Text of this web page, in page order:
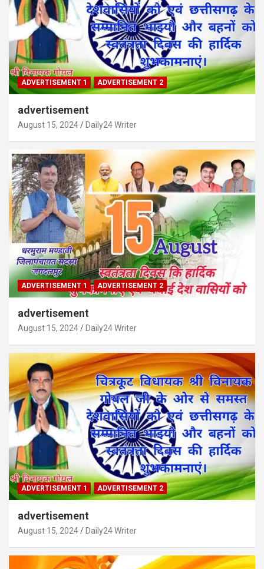
ADVERTISEMENT 1 ADVERTISEMENT 2
advertisement
August 15, 2024 Daily24 Writer
ADVERTISEMENT 1 ADVERTISEMENT 2
advertisement
August 15, 2024 Daily24 Writer
ADVERTISEMENT 1 ADVERTISEMENT 2
advertisement
August 15, 2024 Daily24 Writer